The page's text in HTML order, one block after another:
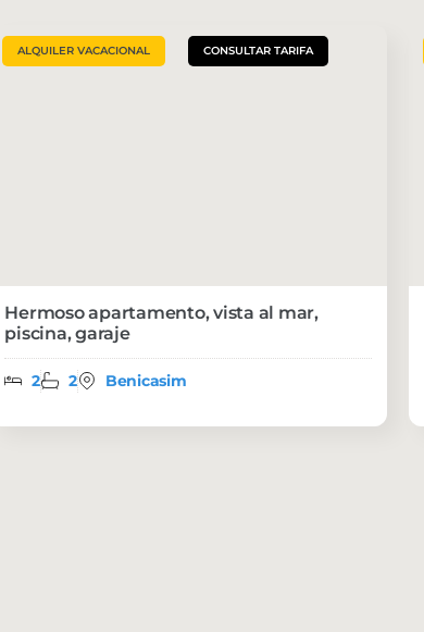
ALQUILER VACACIONAL CONSULTAR TARIFA
Hermoso apartamento, vista al mar,
piscina, garaje
2 2 Benicasim